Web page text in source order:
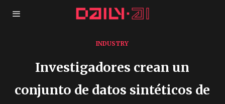
INDUSTRY
Investigadores crean un
conjunto de datos sintéticos de